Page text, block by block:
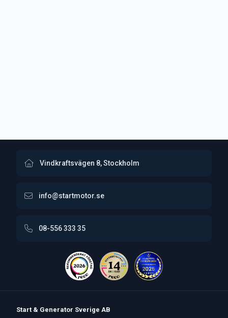
Vindkraftsvägen 8, Stockholm
info@startmotor.se
08-556 333 35
Start & Generator Sverige AB